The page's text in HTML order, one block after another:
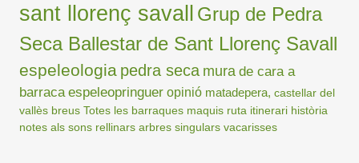
sant llorenç savall
Grup de Pedra
Seca Ballestar de Sant Llorenç Savall
espeleologia pedra seca mura de cara a
barraca espeleopringuer opinió matadepera,castellar del
vallès breus Totes les barraques maquis ruta itinerari història
notes als sons rellinars arbres singulars vacarisses